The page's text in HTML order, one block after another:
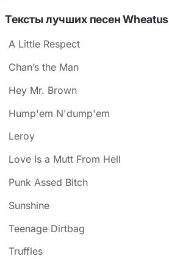
Тексты лучших песен Wheatus
A Little Respect
Chan’s the Man
Hey Mr. Brown
Hump'em N'dump'em
Leroy
Love Is a Mutt From Hell
Punk Assed Bitch
Sunshine
Teenage Dirtbag
Truffles